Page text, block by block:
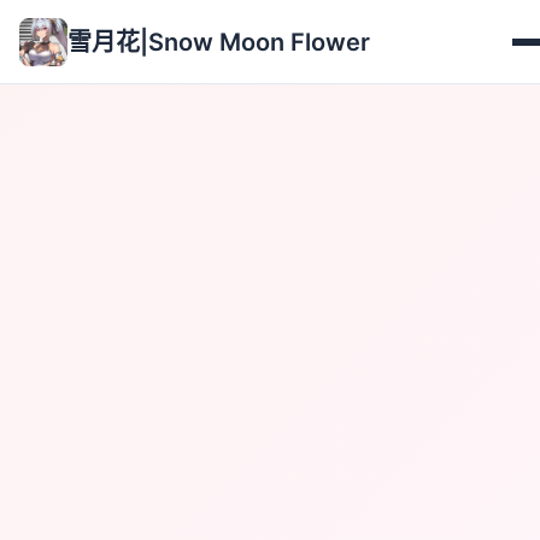
雪月花|Snow Moon Flower